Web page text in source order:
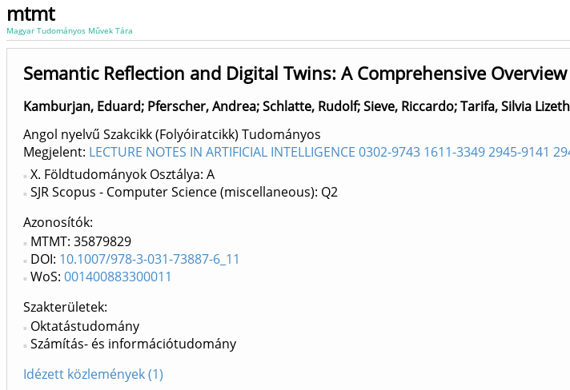
mtmt
Magyar Tudományos Művek Tára
Semantic Reflection and Digital Twins: A Comprehensive Overview
Kamburjan, Eduard; Pferscher, Andrea;Schlatte, Rudolf;Sieve, Riccardo;Tarifa, Silvia
Angol nyelvű Szakcikk (Folyóiratcikk) Tudományos
Megjelent: LECTURE NOTES IN ARTIFICIAL INTELLIGENCE 0302-9743 1611-3349 2945-9141
X. Földtudományok Osztálya: A
SJR Scopus - Computer Science (miscellaneous): Q2
Azonosítók
MTMT: 35879829
DOI: 10.1007/978-3-031-73887-6_11
WoS: 001400883300011
Szakterületek:
Oktatástudomány
Számítás- és információtudomány
Idézett közlemények (1)